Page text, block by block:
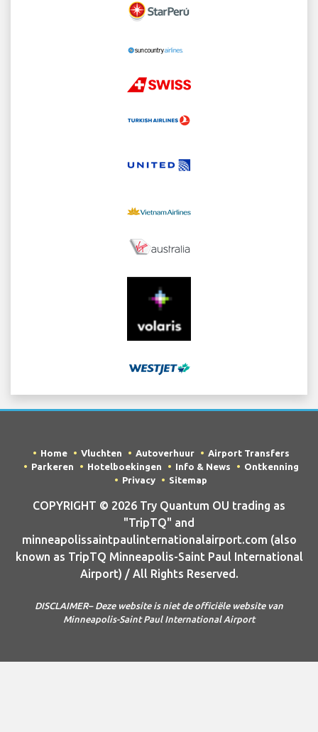
Home Vluchten Autoverhuur
Airport Transfers
Parkeren
Hotelboekingen Info & News
Ontkenning
Privacy
Sitemap
COPYRIGHT © 2026 Try Quantum OU trading as
"TripTQ" and
minneapolissaintpaulinternationalairport.com (also
known as TripTQ Minneapolis-Saint Paul International
Airport) / All Rights Reserved.
DISCLAIMER– Deze website is niet de officiële website van
Minneapolis-Saint Paul International Airport